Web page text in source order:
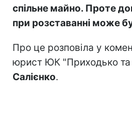
спільне майно. Проте
при розставанні може
Про це розповіла у
юрист ЮК "Приходько та
Салієнко.